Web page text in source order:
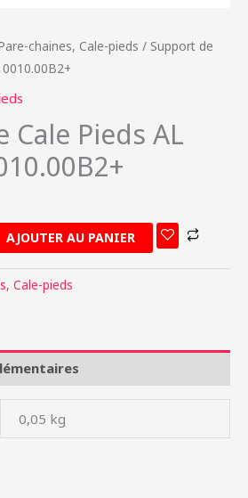
chaines, Cale-pieds / Support de
Pieds AL
AJOUTER AU PANIER
Cale-pieds
0,05 kg